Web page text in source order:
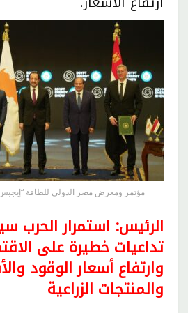
مؤتمر ومعرض مصر الدولي للطاقة “إيجبس
الرئيس: استمرار الحرب
تداعيات خطيرة على
وارتفاع أسعار الوقود
والمنتجات الزراعية